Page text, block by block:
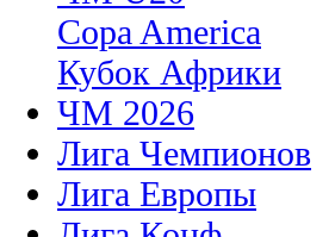
Copa America
Кубок Африки
ЧМ 2026
Лига Чемпионов
Лига Европы